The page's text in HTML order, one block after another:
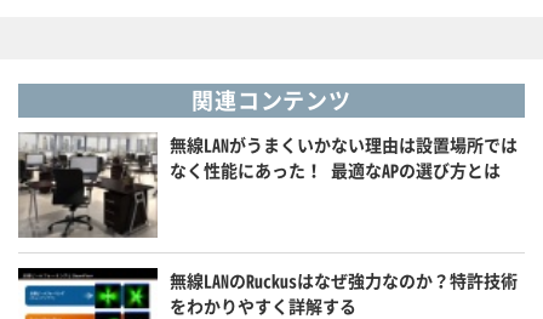
関連コンテンツ
無線LANがうまくいかない理由は設置場所では
なく性能にあった！ 最適なAPの選び方とは
無線LANのRuckusはなぜ強力なのか？特許技術
をわかりやすく詳解する